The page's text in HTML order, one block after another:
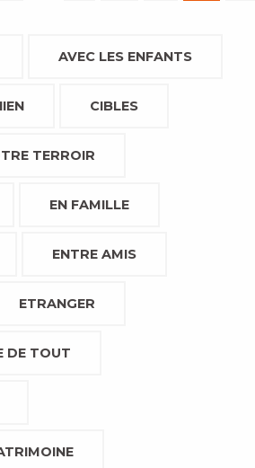
AVEC LES ENFANTS
CIBLES
TERROIR
EN FAMILLE
ENTRE AMIS
ETRANGER
DE TOUT